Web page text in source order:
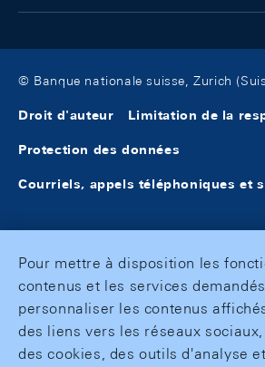
© Banque nationale suisse, Zurich
Droit d'auteur Limitation de la
Protection des données
Courriels, appels téléphoniques et
Pour mettre à disposition les
contenus et les services
personnaliser les contenus
des liens vers les réseaux
des cookies, des outils d'analyse